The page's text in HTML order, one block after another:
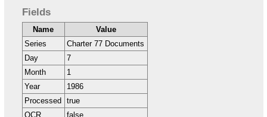
Fields
Name
Value
Series
Charter 77 Documents
Day
7
Month
1
Year
1986
Processed
true
OCR
false